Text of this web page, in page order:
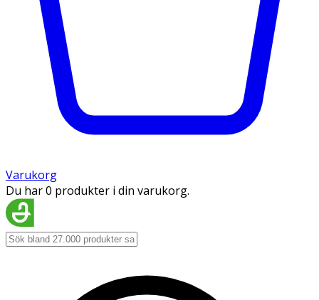
Varukorg
Du har 0 produkter i din varukorg.